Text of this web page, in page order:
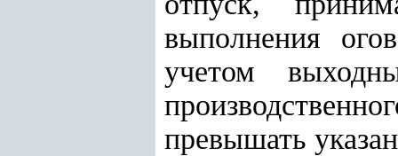
выполнения
учетом
превышать